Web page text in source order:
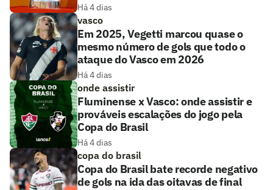
Há 4 dias
vasco
Em 2025, Vegetti marcou quase o
mesmo número de gols que todo o
ataque do Vasco em 2026
Há 4 dias
onde assistir
Fluminense x Vasco: onde assistir e
prováveis escalações do jogo pela
Copa do Brasil
Há 4 dias
copa do brasil
Copa do Brasil bate recorde negativo
de gols na ida das oitavas de final